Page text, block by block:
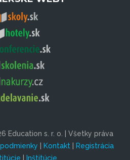
Education s. r. o. | Všetky práva
| Kontakt| Registrácia
| Inštitúcie